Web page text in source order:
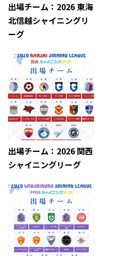
出場チーム：2026 東海
北信越シャイニングリ
ーグ
出場チーム：2026 関西
シャイニングリーグ